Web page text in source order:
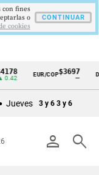
EUR/COP$3697
—
Jueves 3 y 6 3 y 6
person search
con fines
o
cookies
CONTINUAR